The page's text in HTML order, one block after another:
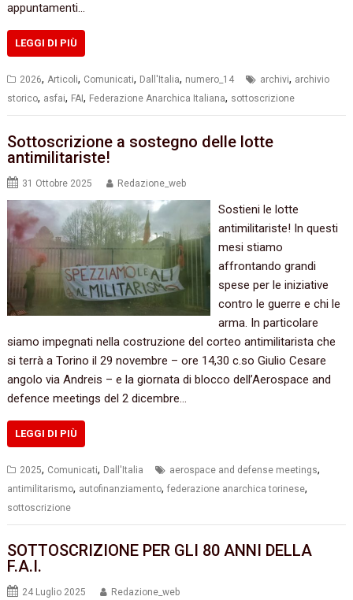
appuntamenti…
LEGGI DI PIÙ
2026,Articoli, Comunicati, Dall'Italia, numero_14 archivi, archivio
storico, asfai, FAI, Federazione Anarchica Italiana, sottoscrizione
Sottoscrizione a sostegno delle lotte
antimilitariste!
31 Ottobre 2025 Redazione_web
Sostieni le lotte
antimilitariste! In questi
mesi stiamo
affrontando grandi
spese per le iniziative
contro le guerre e chi le
arma. In particolare
siamo impegnati nella costruzione del corteo antimilitarista che
si terrà a Torino il 29 novembre – ore 14,30 c.so Giulio Cesare
angolo via Andreis – e la giornata di blocco dell’Aerospace and
defence meetings del 2 dicembre…
LEGGI DI PIÙ
2025, Comunicati, Dall'Italia aerospace and defense meetings,
antimilitarismo, autofinanziamento,federazione anarchica torinese,
sottoscrizione
SOTTOSCRIZIONE PER GLI 80 ANNI DELLA
F.A.I.
24 Luglio 2025 Redazione_web